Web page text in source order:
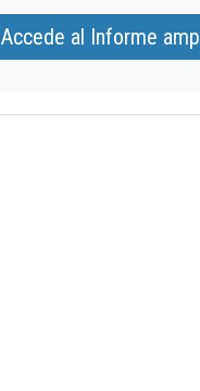
Accede al Informe